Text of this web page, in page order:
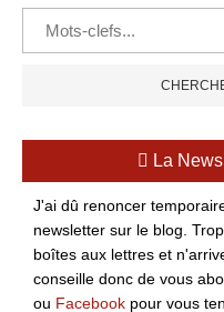
La
J'ai dû renoncer
newsletter sur le blog.
boîtes aux lettres et
conseille donc de vous
ou Facebook pour vous